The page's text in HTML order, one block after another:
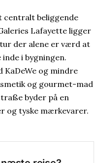
centralt beliggende
Lafayette ligger
der alene er værd at
i bygningen.
og mindre
og gourmet-mad
byder på en
og tyske mærkevarer.